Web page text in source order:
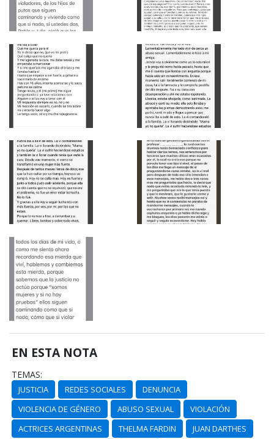
EN ESTA NOTA
TEMAS:
JUSTICIA REDES SOCIALES
DENUNCIA
VIOLENCIA DE GÉNERO
ABUSO SEXUAL
VIOLACIÓN
ACTRICES ARGENTINAS
THELMA FARDIN
JUAN DARTHES